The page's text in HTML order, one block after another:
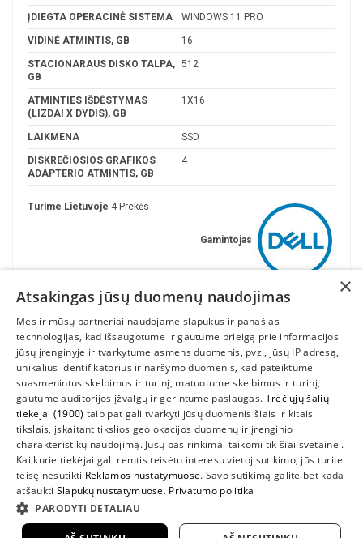
ĮDIEGTA OPERACINĖ SISTEMA WINDOWS 11 PRO
VIDINĖ ATMINTIS, GB 16
STACIONARAUS DISKO TALPA,
GB
512
ATMINTIES IŠDĖSTYMAS
(LIZDAI X DYDIS), GB
1X16
LAIKMENA SSD
DISKREČIOSIOS GRAFIKOS
ADAPTERIO ATMINTIS, GB
4
Gamintojas
Turime Lietuvoje 4 Prekės
INFORMACIJA
SUSIEKITE
×
Atsakingas jūsų duomenų naudojimas
Mes ir mūsų partneriai naudojame slapukus ir panašias
technologijas, kad išsaugotume ir gautume prieigą prie informacijos
jūsų įrenginyje ir tvarkytume asmens duomenis, pvz., jūsų IP adresą,
unikalius identifikatorius ir naršymo duomenis, kad pateiktume
suasmenintus skelbimus ir turinį, matuotume skelbimus ir turinį,
gautume auditorijos įžvalgų ir gerintume paslaugas. Trečiųjų šalių
tiekėjai (1900) taip pat gali tvarkyti jūsų duomenis šiais ir kitais
tikslais, įskaitant tikslios geolokacijos duomenų ir įrenginio
charakteristikų naudojimą. Jūsų pasirinkimai taikomi tik šiai svetainei.
Kai kurie tiekėjai gali remtis teisėtu interesu vietoj sutikimo; jūs turite
teisę nesutikti Reklamos nustatymuose. Savo sutikimą galite bet kada
atšaukti Slapukų nustatymuose. Privatumo politika
PARODYTI DETALIAU